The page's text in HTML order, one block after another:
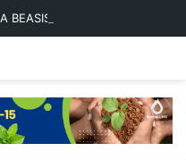
BEASISWA BESCA 2026